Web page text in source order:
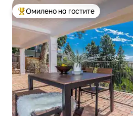
Меѓу најуспешните „Омилени на
Омилено на гостите